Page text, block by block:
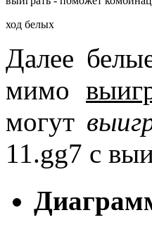
ход белых
Далее
мимо
могут
11.gg7 с